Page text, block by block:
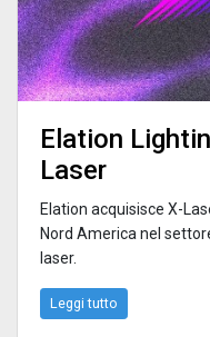
Elation
Laser
Elation acquisisce X-
Nord America nel
laser.
Leggi tutto